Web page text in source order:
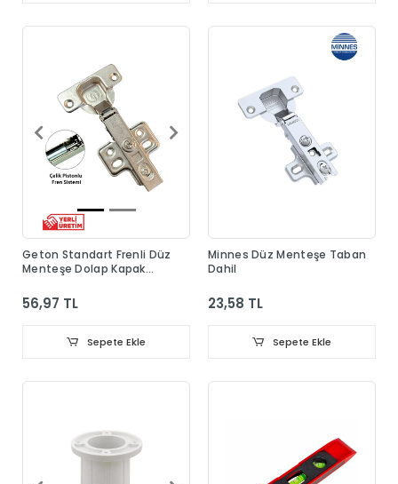
Geton Standart Frenli Düz
Menteşe Dolap Kapak
56,97 TL
Sepete Ekle
Minnes Düz Menteşe Taban
Dahil
23,58 TL
Sepete Ekle